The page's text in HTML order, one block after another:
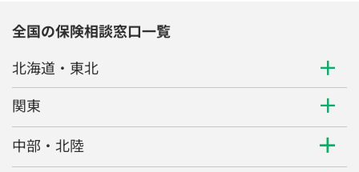
全国の保険相談窓口一覧
北海道・東北
関東
中部・北陸